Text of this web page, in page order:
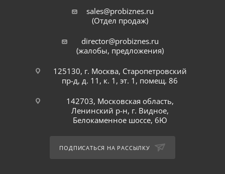
sales@probiznes.ru
(Отдел продаж)
director@probiznes.ru
(жалобы, предложения)
125130, г. Москва, Старопетровский
пр-д, д. 11, к. 1, эт. 1, помещ. 86
142703, Московская область,
Ленинский р-н, г. Видное,
Белокаменное шоссе, 6Ю
ПОДПИСАТЬСЯ НА РАССЫЛКУ